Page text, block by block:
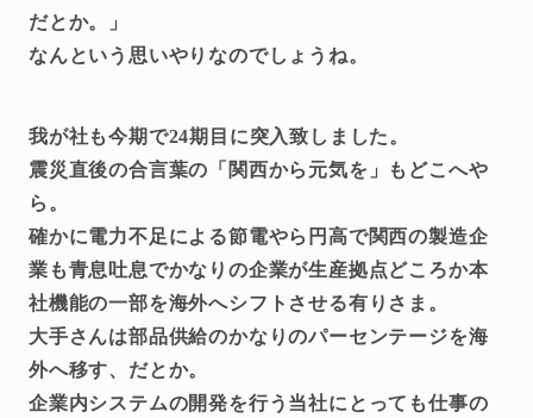
だとか。」
なんという思いやりなのでしょうね。
我が社も今期で24期目に突入致しました。
震災直後の合言葉の「関西から元気を」もどこへや
ら。
確かに電力不足による節電やら円高で関西の製造企
業も青息吐息でかなりの企業が生産拠点どころか本
社機能の一部を海外へシフトさせる有りさま。
大手さんは部品供給のかなりのパーセンテージを海
外へ移す、だとか。
企業内システムの開発を行う当社にとっても仕事の